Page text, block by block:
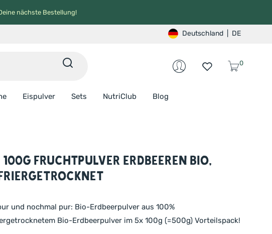
nächste Bestellung!
Deutschland DE
0
Eispulver Sets NutriClub Blog
100g Fruchtpulver Erdbeeren BIO,
und nochmal pur: Bio-Erdbeerpulver aus 100%
Bio-Erdbeerpulver im 5x 100g (=500g) Vorteilspack!